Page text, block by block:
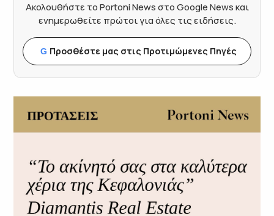
Ακολουθήστε το Portoni News στο Google News και
ενημερωθείτε πρώτοι για όλες τις ειδήσεις.
G Προσθέστε μας στις Προτιμώμενες Πηγές